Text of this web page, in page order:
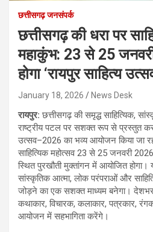
छत्तीसगढ़ जनसंपर्क
छत्तीसगढ़ की धरा पर
महाकुंभ: 23 से 25
होगा ‘रायपुर साहित्य
January 18, 2026 News Desk
रायपुर: छत्तीसगढ़ की समृद्ध साहित्यिक,
राष्ट्रीय पटल पर सशक्त रूप से प्रस्तुत
उत्सव–2026 का भव्य आयोजन किया जा
साहित्यिक महोत्सव 23 से 25 जनवरी
स्थित पुरखौती मुक्तांगन में आयोजित
सांस्कृतिक आत्मा, लोक परंपराओं और
जोड़ने का एक सशक्त माध्यम बनेगा। देशभर
कथाकार, विचारक, कलाकार, पत्रकार,
आयोजन में सहभागिता करेंगे।